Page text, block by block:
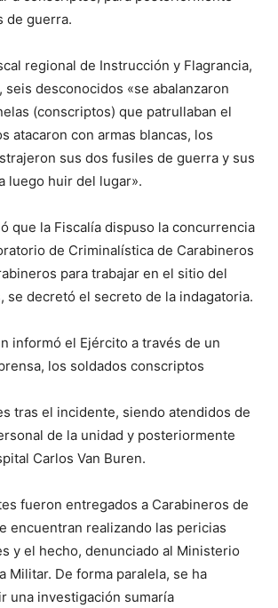
de guerra.
regional de Instrucción y Flagrancia,
seis desconocidos «se abalanzaron
(conscriptos) que patrullaban el
atacaron con armas blancas, los
sus dos fusiles de guerra y sus
luego huir del lugar».
que la Fiscalía dispuso la concurrencia
de Criminalística de Carabineros
para trabajar en el sitio del
se decretó el secreto de la indagatoria.
informó el Ejército a través de un
los soldados conscriptos
tras el incidente, siendo atendidos de
de la unidad y posteriormente
Carlos Van Buren.
fueron entregados a Carabineros de
encuentran realizando las pericias
y el hecho, denunciado al Ministerio
Militar. De forma paralela, se ha
una investigación sumaría